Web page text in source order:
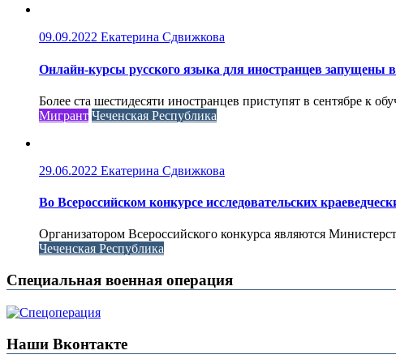
09.09.2022 Екатерина Сдвижкова
Онлайн-курсы русского языка для иностранцев запущены
Более ста шестидесяти иностранцев приступят в сентябре к
Мигрант Чеченская Республика
29.06.2022 Екатерина Сдвижкова
Во Всероссийском конкурсе исследовательских
Организатором Всероссийского конкурса являются
Чеченская Республика
Специальная военная операция
Наши Вконтакте